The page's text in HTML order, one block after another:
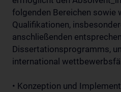
folgenden Bereichen sowie
Qualifikationen,
anschließenden
Dissertationsprogramms,
international
• Konzeption und